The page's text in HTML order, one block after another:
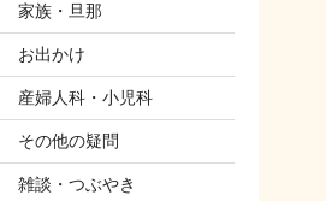
家族・旦那
お出かけ
産婦人科・小児科
その他の疑問
雑談・つぶやき